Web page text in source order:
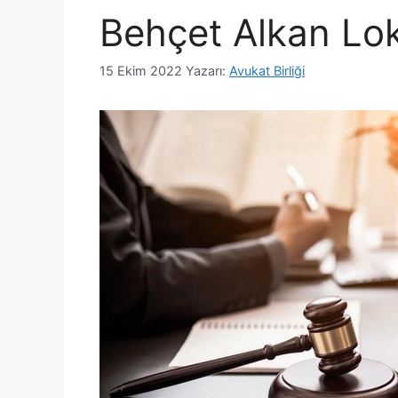
Behçet Alkan
15 Ekim 2022 Yazarı: Avukat Birliği